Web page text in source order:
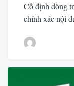
Cố định dòng
chính xác nội